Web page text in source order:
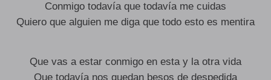
Conmigo todavía que todavía me cuidas
Quiero que alguien me diga que todo esto es mentira
Que vas a estar conmigo en esta y la otra vida
Que todavía nos quedan besos de despedida